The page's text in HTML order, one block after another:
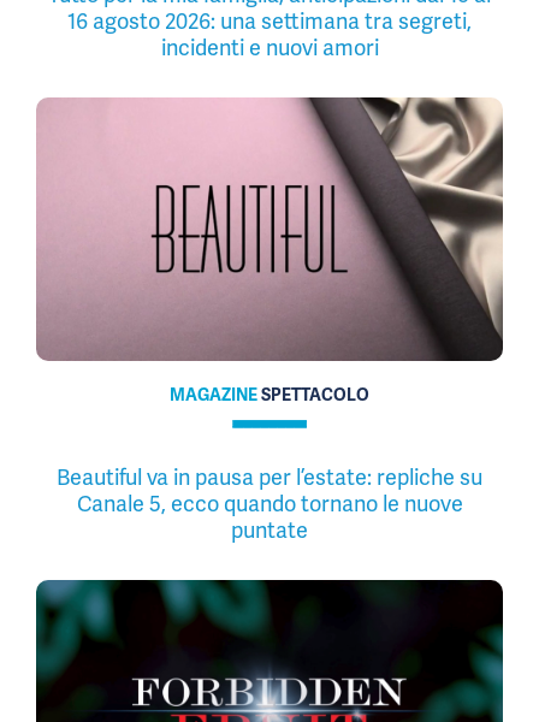
16 agosto 2026: una settimana tra segreti,
incidenti e nuovi amori
MAGAZINESPETTACOLO
Beautiful va in pausa per l’estate: repliche su
Canale 5, ecco quando tornano le nuove
puntate